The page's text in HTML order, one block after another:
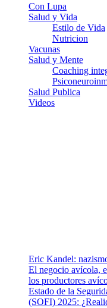
Con Lupa
Salud y Vida
Estilo de Vida
Nutricion
Vacunas
Salud y Mente
Coaching
Salud Publica
Videos
Eric Kandel:
El negocio avícola,
los productores
Estado de la
(SOFI) 2025: